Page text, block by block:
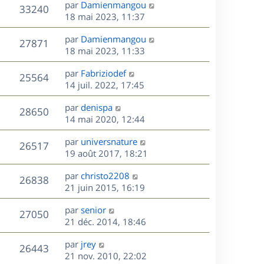
n
i
e
r
m
e
s
s
a
g
e
33240V
u
D
e
r
n
i
e
r
m
e
s
s
a
g
e
par Damienmangou
18 mai 2023, 11:37
27871
u
s
D
e
r
n
i
e
r
m
e
s
s
a
g
e
par Damienmangou
18 mai 2023, 11:33
25564V
u
s
D
e
r
n
i
e
r
m
e
s
s
a
g
e
par Fabriziodef
14 juil. 2022, 17:45
28650V
u
s
D
e
r
n
i
e
r
m
e
s
s
a
g
e
par denispa
14 mai 2020, 12:44
26517V
u
e
s
D
e
r
n
i
e
r
m
e
s
s
par universnature
19 août 2017, 18:21
26838V
u
s
D
e
r
n
i
e
r
m
par christo2208
21 juin 2015, 16:19
27050V
u
e
D
e
r
n
i
par senior
21 déc. 2014, 18:46
26443V
D
e
par jrey
21 nov. 2010, 22:02